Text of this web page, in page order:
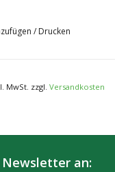
/ Drucken
MwSt. zzgl. Versandkosten
an: